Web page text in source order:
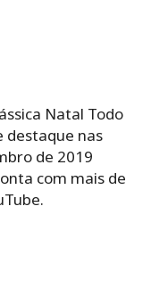
Natal Todo
destaque nas
de 2019
com mais de